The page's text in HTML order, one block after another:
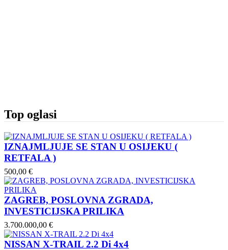
Top oglasi
IZNAJMLJUJE SE STAN U OSIJEKU (
RETFALA )
500,00 €
ZAGREB, POSLOVNA ZGRADA,
INVESTICIJSKA PRILIKA
3.700.000,00 €
NISSAN X-TRAIL 2.2 Di 4x4